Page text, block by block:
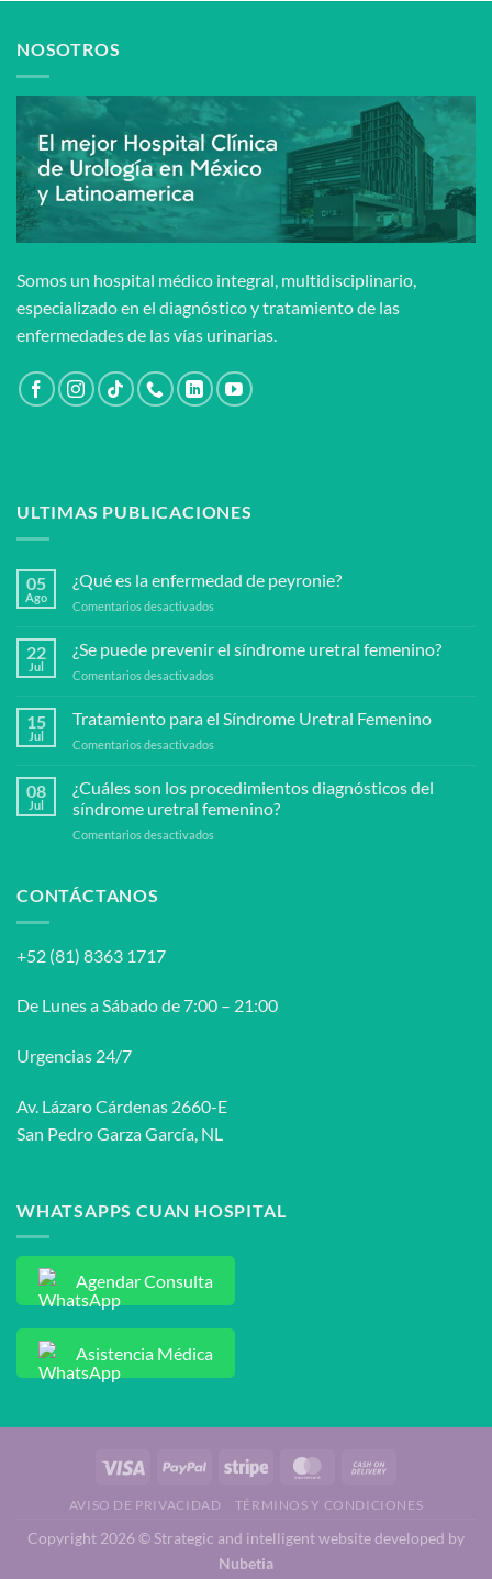
NOSOTROS
Somos un hospital médico integral, multidisciplinario,
especializado en el diagnóstico y tratamiento de las
enfermedades de las vías urinarias.
ULTIMAS PUBLICACIONES
05
Ago
¿Qué es la enfermedad de peyronie?
Comentarios desactivados
la
enfermedad
peyronie?
22
Jul
¿Se puede prevenir el síndrome uretral femenino?
Comentarios desactivados
puede
prevenir
el
uretral
femenino?
15
Jul
Tratamiento para el Síndrome Uretral Femenino
Comentarios desactivados
el
Síndrome
Uretral
08
Jul
¿Cuáles son los procedimientos diagnósticos del
síndrome uretral femenino?
Comentarios desactivados
femenino?
CONTÁCTANOS
+52 (81) 8363 1717
De Lunes a Sábado de 7:00 – 21:00
Urgencias 24/7
Av. Lázaro Cárdenas 2660-E
San Pedro Garza García, NL
WHATSAPPS CUAN HOSPITAL
Agendar Consulta
Asistencia Médica
AVISO DE PRIVACIDAD TÉRMINOS Y CONDICIONES
Copyright 2026 © Strategic and intelligent website developed by
Nubetia